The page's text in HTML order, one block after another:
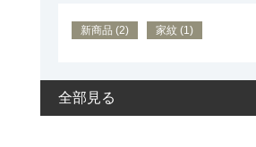
新商品 (2) 家紋 (1)
全部見る